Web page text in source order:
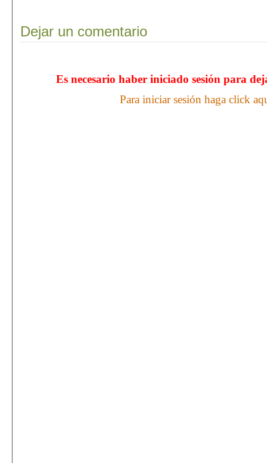
Dejar un comentario
Es necesario haber iniciado sesión para
Para iniciar sesión haga click